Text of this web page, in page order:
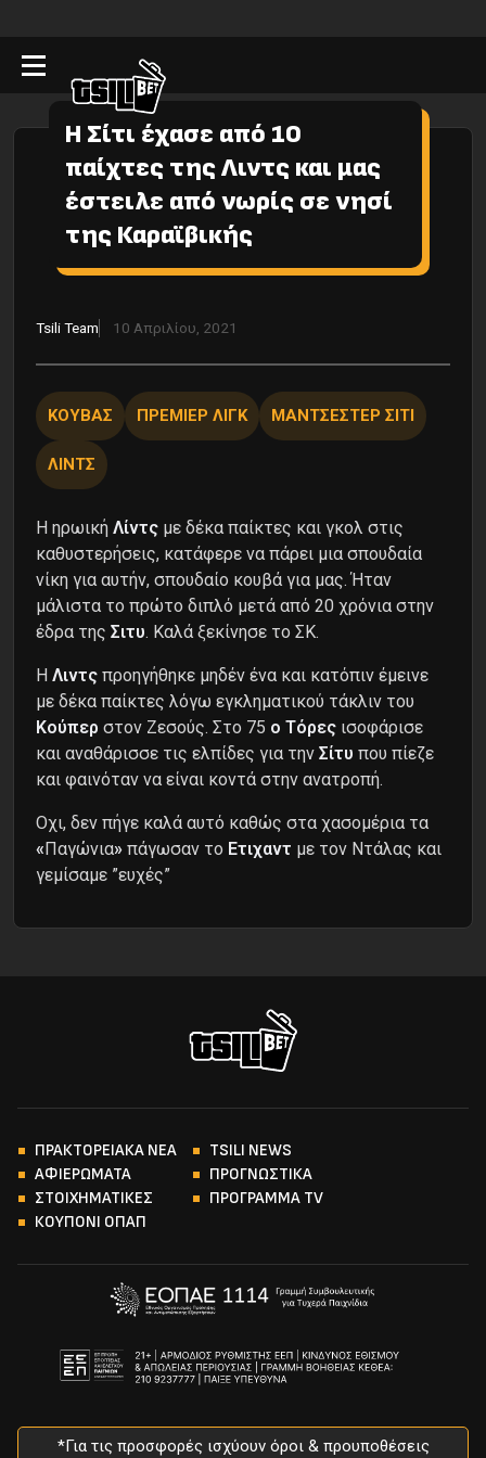
Η Σίτι έχασε από 10
παίχτες της Λιντς και μας
έστειλε από νωρίς σε νησί
της Καραϊβικής
Tsili Team 10 Απριλίου, 2021
ΚΟΥΒΑΣ ΠΡΕΜΙΕΡ ΛΙΓΚ ΜΑΝΤΣΕΣΤΕΡ ΣΙΤΙ
ΛΙΝΤΣ
Η ηρωική Λίντς με δέκα παίκτες και γκολ στις
καθυστερήσεις, κατάφερε να πάρει μια σπουδαία
νίκη για αυτήν, σπουδαίο κουβά για μας. Ήταν
μάλιστα το πρώτο διπλό μετά από 20 χρόνια στην
έδρα της Σιτυ. Καλά ξεκίνησε το ΣΚ.
H Λιντς προηγήθηκε μηδέν ένα και κατόπιν έμεινε
με δέκα παίκτες λόγω εγκληματικού τάκλιν του
Κούπερ στον Ζεσούς. Στο 75 ο Τόρες ισοφάρισε
και αναθάρισσε τις ελπίδες για την Σίτυ που πίεζε
και φαινόταν να είναι κοντά στην ανατροπή.
Οχι, δεν πήγε καλά αυτό καθώς στα χασομέρια τα
«Παγώνια» πάγωσαν το Ετιχαντ με τον Ντάλας και
γεμίσαμε ”ευχές”
ΠΡΑΚΤΟΡΕΙΑΚΑ ΝΕΑ
TSILI NEWS
ΑΦΙΕΡΩΜΑΤΑ
ΠΡΟΓΝΩΣΤΙΚΑ
ΣΤΟΙΧΗΜΑΤΙΚΕΣ
ΠΡΟΓΡΑΜΜΑ TV
ΚΟΥΠΟΝΙ ΟΠΑΠ
*Για τις προσφορές ισχύουν όροι & προυποθέσεις